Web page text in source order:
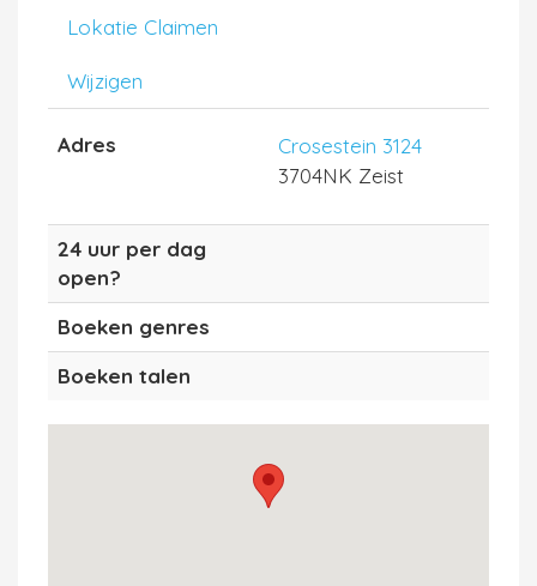
Lokatie Claimen
Wijzigen
Adres
Crosestein 3124
3704NK Zeist
24 uur per dag
open?
Boeken genres
Boeken talen